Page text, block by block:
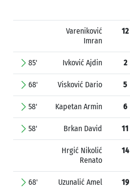
Vareniković
Imran
12
85' Ivković Ajdin 2
68' Visković Dario 5
58' Kapetan Armin 6
58' Brkan David 11
Hrgić Nikolić
Renato
14
68' Uzunalić Amel 19